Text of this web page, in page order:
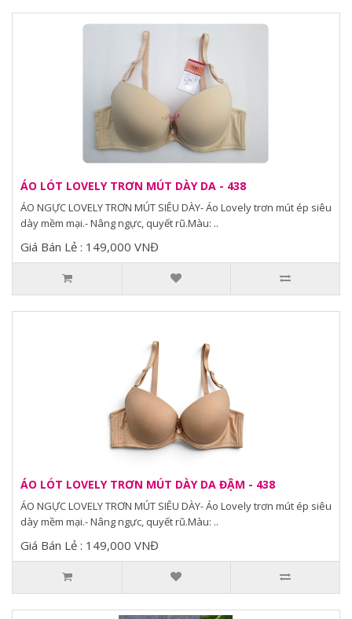
ÁO LÓT LOVELY TRƠN MÚT DÀY DA - 438
ÁO NGỰC LOVELY TRƠN MÚT SIÊU DÀY- Áo Lovely trơn mút ép siêu
dày mềm mại.- Nâng ngực, quyết rũ.Màu: ..
Giá Bán Lẻ : 149,000 VNĐ
ÁO LÓT LOVELY TRƠN MÚT DÀY DA ĐẬM - 438
ÁO NGỰC LOVELY TRƠN MÚT SIÊU DÀY- Áo Lovely trơn mút ép siêu
dày mềm mại.- Nâng ngực, quyết rũ.Màu: ..
Giá Bán Lẻ : 149,000 VNĐ